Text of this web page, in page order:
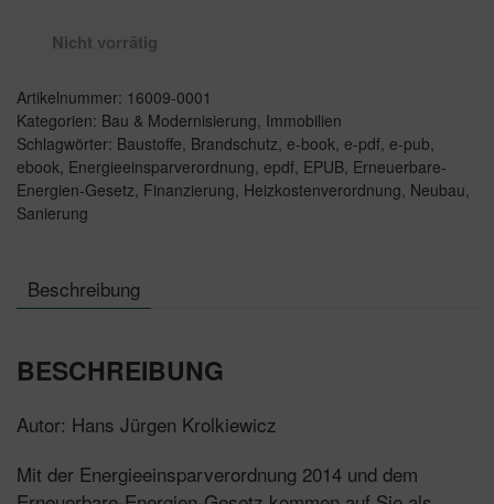
Nicht vorrätig
Artikelnummer: 16009-0001
Kategorien: Bau & Modernisierung, Immobilien
Schlagwörter: Baustoffe, Brandschutz, e-book, e-pdf, e-pub,
ebook, Energieeinsparverordnung, epdf, EPUB, Erneuerbare-
Energien-Gesetz, Finanzierung, Heizkostenverordnung, Neubau,
Sanierung
Beschreibung
BESCHREIBUNG
Autor: Hans Jürgen Krolkiewicz
Mit der Energieeinsparverordnung 2014 und dem